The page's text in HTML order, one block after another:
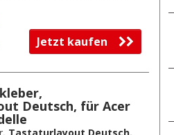
Jetzt kaufen
Deutsch, für Acer